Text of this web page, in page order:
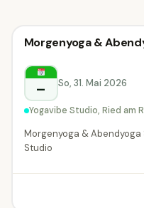
Vortrag &
Ried am Riederberg
Vortrag & Seminar
Morgenyoga &
– So, 31. Mai 2026
Yogavibe Studio, Ried am
Morgenyoga &
Studio